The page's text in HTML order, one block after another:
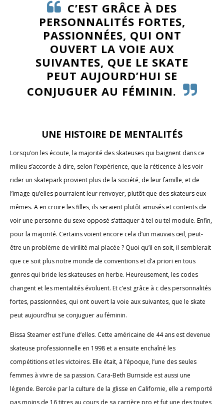
C’EST GRÂCE À DES
PERSONNALITÉS FORTES,
PASSIONNÉES, QUI ONT
OUVERT LA VOIE AUX
SUIVANTES, QUE LE SKATE
PEUT AUJOURD’HUI SE
CONJUGUER AU FÉMININ.
UNE HISTOIRE DE MENTALITÉS
Lorsqu’on les écoute, la majorité des skateuses qui baignent dans ce
milieu s’accorde à dire, selon l’expérience, que la réticence à les voir
rider un skatepark provient plus de la société, de leur famille, et de
l’image qu’elles pourraient leur renvoyer, plutôt que des skateurs eux-
mêmes. A en croire les filles, ils seraient plutôt amusés et contents de
voir une personne du sexe opposé s’attaquer à tel ou tel module. Enfin,
pour la majorité. Certains voient encore cela d’un mauvais œil, peut-
être un problème de virilité mal placée ? Quoi qu’il en soit, il semblerait
que ce soit plus notre monde de conventions et d’a priori en tous
genres qui bride les skateuses en herbe. Heureusement, les codes
changent et les mentalités évoluent. Et c’est grâce à c des personnalités
fortes, passionnées, qui ont ouvert la voie aux suivantes, que le skate
peut aujourd’hui se conjuguer au féminin.
Elissa Steamer est l’une d’elles. Cette américaine de 44 ans est devenue
skateuse professionnelle en 1998 et a ensuite enchaîné les
compétitions et les victoires. Elle était, à l’époque, l’une des seules
femmes à vivre de sa passion. Cara-Beth Burnside est aussi une
légende. Bercée par la culture de la glisse en Californie, elle a remporté
pas moins de 16 titres au cours de sa carrière pro et fut une des toutes